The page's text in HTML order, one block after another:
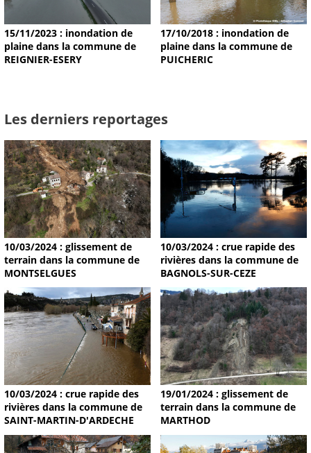
15/11/2023 : inondation de
plaine dans la commune de
REIGNIER-ESERY
17/10/2018 : inondation de
plaine dans la commune de
PUICHERIC
Les derniers reportages
10/03/2024 : glissement de
terrain dans la commune de
MONTSELGUES
10/03/2024 : crue rapide des
rivières dans la commune de
BAGNOLS-SUR-CEZE
10/03/2024 : crue rapide des
rivières dans la commune de
SAINT-MARTIN-D'ARDECHE
19/01/2024 : glissement de
terrain dans la commune de
MARTHOD